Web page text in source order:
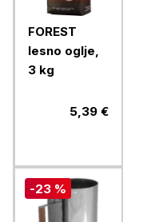
FOREST
lesno oglje,
3 kg
5,39 €
-23 %